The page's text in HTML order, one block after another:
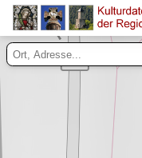
Suche